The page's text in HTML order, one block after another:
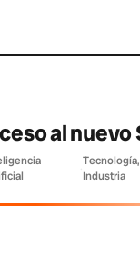
al nuevo
Industria